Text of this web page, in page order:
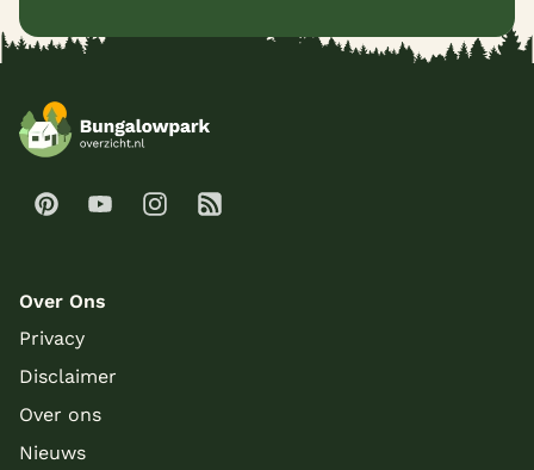
Over Ons
Privacy
Disclaimer
Over ons
Nieuws